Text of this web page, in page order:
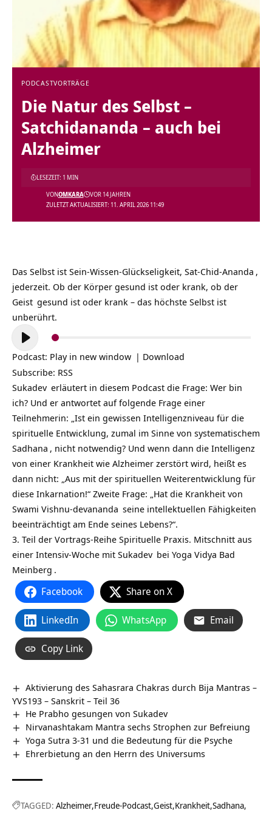
PODCASTVORTRÄGE
Die Natur des Selbst –
Satchidananda – auch bei
Alzheimer
ZULETZT AKTUALISIERT: 11. APRIL 2026 11:49
VONOMKARA VOR 14 JAHREN
LESEZEIT: 1 MIN
Das Selbst ist Sein-Wissen-Glückseligkeit, Sat-Chid-Ananda ,
jederzeit. Ob der Körper gesund ist oder krank, ob der
Geist gesund ist oder krank – das höchste Selbst ist
unberührt.
Audio-
Player
Podcast: Play in new window | Download
Subscribe: RSS
Sukadev erläutert in diesem Podcast die Frage: Wer bin
ich? Und er antwortet auf folgende Frage einer
Teilnehmerin: „Ist ein gewissen Intelligenzniveau für die
spirituelle Entwicklung, zumal im Sinne von systematischem
Sadhana , nicht notwendig? Und wenn dann die Intelligenz
von einer Krankheit wie Alzheimer zerstört wird, heißt es
dann nicht: „Aus mit der spirituellen Weiterentwicklung für
diese Inkarnation!“ Zweite Frage: „Hat die Krankheit von
Swami Vishnu-devananda seine intellektuellen Fähigkeiten
beeinträchtigt am Ende seines Lebens?“.
3. Teil der Vortrags-Reihe Spirituelle Praxis. Mitschnitt aus
einer Intensiv-Woche mit Sukadev bei Yoga Vidya Bad
Meinberg .
Facebook Share on X
LinkedIn WhatsApp Email
Copy Link
Aktivierung des Sahasrara Chakras durch Bija Mantras –
YVS193 – Sanskrit – Teil 36
He Prabho gesungen von Sukadev
Nirvanashtakam Mantra sechs Strophen zur Befreiung
Yoga Sutra 3-31 und die Bedeutung für die Psyche
Ehrerbietung an den Herrn des Universums
TAGGED: Alzheimer Freude-Podcast Geist Krankheit Sadhana